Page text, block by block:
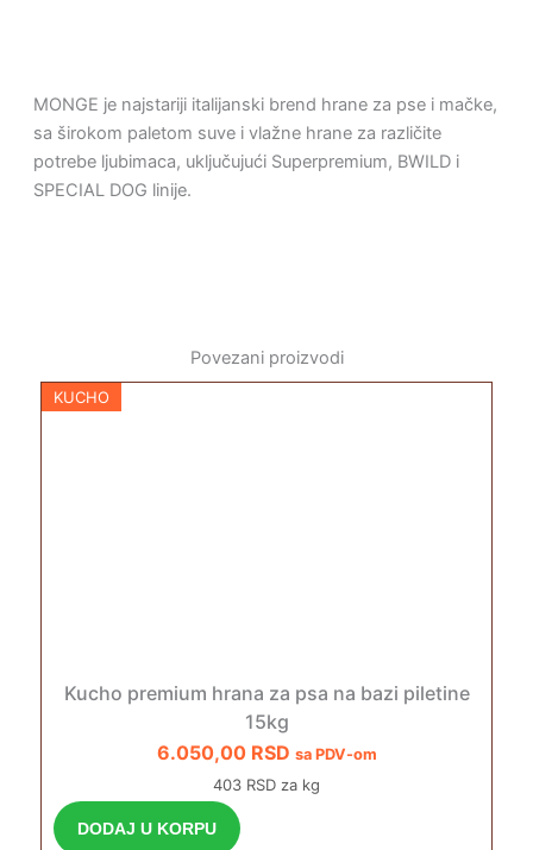
MONGE je najstariji italijanski brend hrane za pse i mačke,
sa širokom paletom suve i vlažne hrane za različite
potrebe ljubimaca, uključujući Superpremium, BWILD i
SPECIAL DOG linije.
Povezani proizvodi
KUCHO
Kucho premium hrana za psa na bazi piletine
15kg
6.050,00 RSD sa PDV-om
403 RSD za kg
DODAJ U KORPU